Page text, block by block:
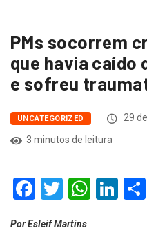
PMs socorrem
que havia caído
e sofreu
UNCATEGORIZED
29
3 minutos de leitura
Facebook
Twitter
Por Esleif Martins